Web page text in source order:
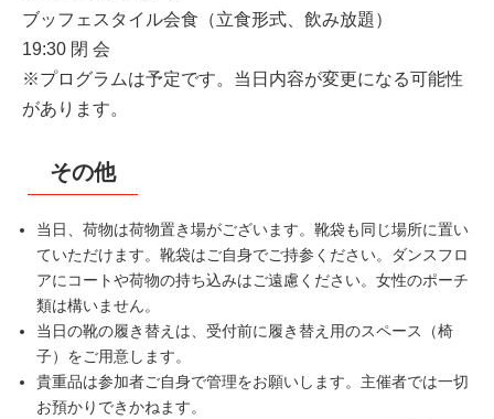
ブッフェスタイル会食（立食形式、飲み放題）
19:30 閉 会
※プログラムは予定です。当日内容が変更になる可能性
があります。
その他
当日、荷物は荷物置き場がございます。靴袋も同じ場所に置い
ていただけます。靴袋はご自身でご持参ください。ダンスフロ
アにコートや荷物の持ち込みはご遠慮ください。女性のポーチ
類は構いません。
当日の靴の履き替えは、受付前に履き替え用のスペース（椅
子）をご用意します。
貴重品は参加者ご自身で管理をお願いします。主催者では一切
お預かりできかねます。